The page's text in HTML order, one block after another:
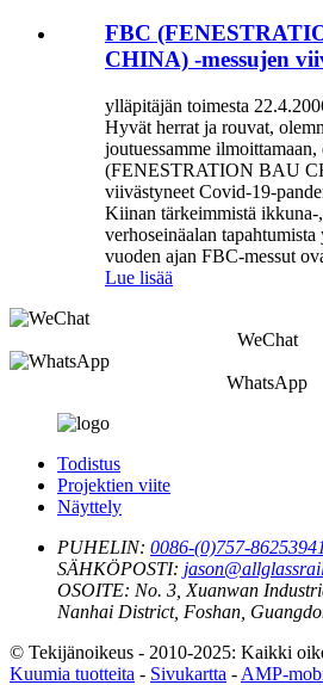
FBC
CHINA) -messujen
ylläpitäjän toimesta
Hyvät herrat ja rouvat,
joutuessamme ilmoittamaan,
(FENESTRATION BAU
viivästyneet Covid-19-
Kiinan tärkeimmistä ikkuna-
verhoseinäalan
vuoden ajan FBC-messut
Lue lisää
WeChat
WhatsApp
Todistus
Projektien viite
Näyttely
PUHELIN: 0086-(0)757-86253941
SÄHKÖPOSTI:
OSOITE: No. 3, Xuanwan
Nanhai District, Foshan,
© Tekijänoikeus - 2010-2025: Kaikki
Kuumia tuotteita - Sivukartta - AMP-